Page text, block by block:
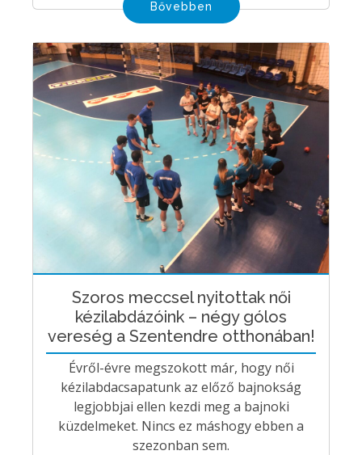
Bővebben
Szoros meccsel nyitottak női
kézilabdázóink – négy gólos
vereség a Szentendre otthonában!
Évről-évre megszokott már, hogy női
kézilabdacsapatunk az előző bajnokság
legjobbjai ellen kezdi meg a bajnoki
küzdelmeket. Nincs ez máshogy ebben a
szezonban sem.